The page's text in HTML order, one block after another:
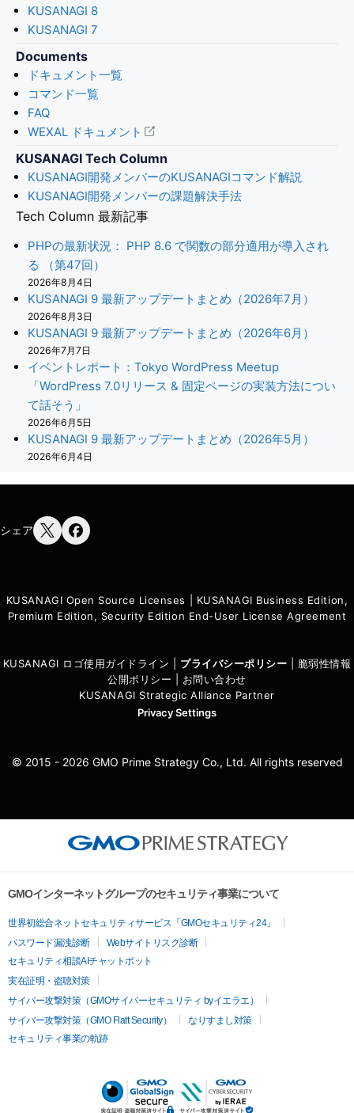
KUSANAGI 8
KUSANAGI 7
Documents
ドキュメント一覧
コマンド一覧
FAQ
WEXAL ドキュメント
KUSANAGI Tech Column
KUSANAGI開発メンバーのKUSANAGIコマンド解説
KUSANAGI開発メンバーの課題解決手法
Tech Column 最新記事
PHPの最新状況： PHP 8.6 で関数の部分適用が導入され
る （第47回）
2026年8月4日
KUSANAGI 9 最新アップデートまとめ（2026年7月）
2026年8月3日
KUSANAGI 9 最新アップデートまとめ（2026年6月）
2026年7月7日
イベントレポート：Tokyo WordPress Meetup
「WordPress 7.0リリース & 固定ページの実装方法につい
て話そう」
2026年6月5日
KUSANAGI 9 最新アップデートまとめ（2026年5月）
2026年6月4日
シェア
KUSANAGI Open Source Licenses
KUSANAGI Business Edition,
Premium Edition, Security Edition End-User License Agreement
KUSANAGI ロゴ使用ガイドライン プライバシーポリシー
脆弱性情報
公開ポリシー
お問い合わせ
KUSANAGI Strategic Alliance Partner
Privacy Settings
© 2015 - 2026 GMO Prime Strategy Co., Ltd. All rights reserved
GMOインターネットグループのセキュリティ事業について
世界初総合ネットセキュリティサービス「GMOセキュリティ24」
パスワード漏洩診断
Webサイトリスク診断
セキュリティ相談AIチャットボット
実在証明・盗聴対策
サイバー攻撃対策（GMOサイバーセキュリティ byイエラエ）
サイバー攻撃対策（GMO Flatt Security）
なりすまし対策
セキュリティ事業の軌跡